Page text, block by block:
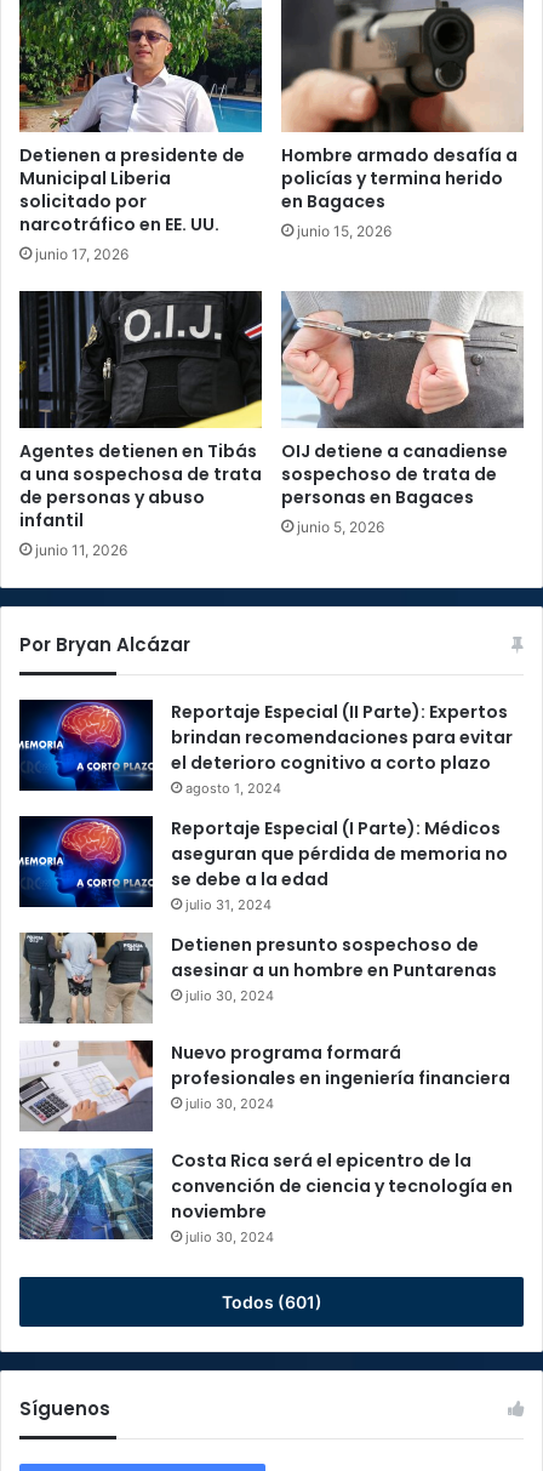
Detienen a presidente de
Municipal Liberia
solicitado por
narcotráfico en EE. UU.
junio 17, 2026
Hombre armado desafía a
policías y termina herido
en Bagaces
junio 15, 2026
Agentes detienen en Tibás
a una sospechosa de trata
de personas y abuso
infantil
junio 11, 2026
OIJ detiene a canadiense
sospechoso de trata de
personas en Bagaces
junio 5, 2026
Por Bryan Alcázar
Reportaje Especial (II Parte): Expertos
brindan recomendaciones para evitar
el deterioro cognitivo a corto plazo
agosto 1, 2024
Reportaje Especial (I Parte): Médicos
aseguran que pérdida de memoria no
se debe a la edad
julio 31, 2024
Detienen presunto sospechoso de
asesinar a un hombre en Puntarenas
julio 30, 2024
Nuevo programa formará
profesionales en ingeniería financiera
julio 30, 2024
Costa Rica será el epicentro de la
convención de ciencia y tecnología en
noviembre
julio 30, 2024
Todos (601)
Síguenos